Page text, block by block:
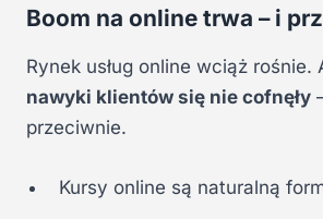
Boom na online trwa – i
Rynek usług online wciąż rośnie.
nawyki klientów się nie cofnęły
przeciwnie.
Kursy online są naturalną